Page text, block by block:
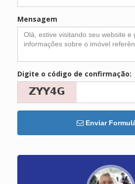
Mensagem
Digite o código de confirmação:
Enviar